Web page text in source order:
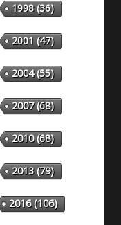
1998(36)
2001 (47)
2004(55)
2007(68)
2010(68)
2013(79)
2016(106)